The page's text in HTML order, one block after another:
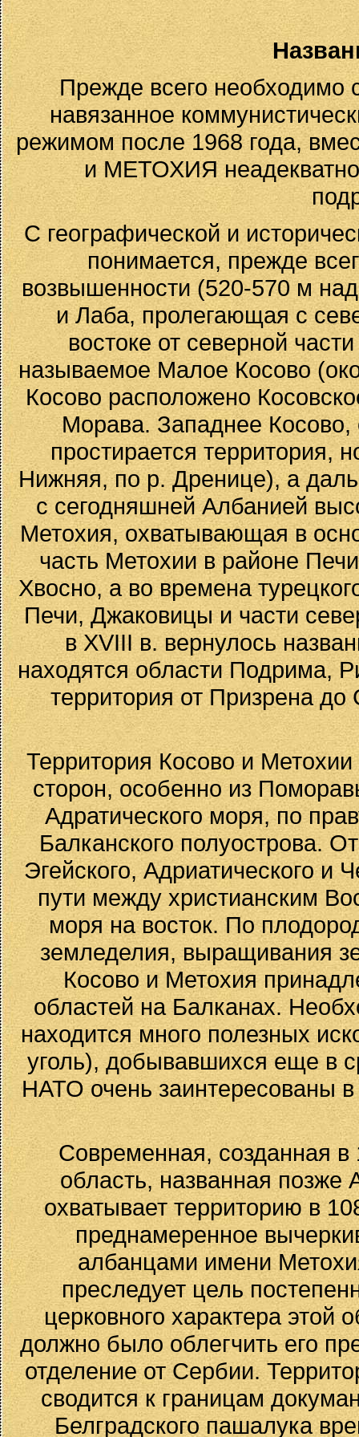
Прежде всего необходимо
навязанное
режимом после 1968 года,
и МЕТОХИЯ неадекватно
С географической и
понимается, прежде
возвышенности (520-570 м
и Лаба, пролегающая с
востоке от северной
называемое Малое Косово
Косово расположено
Морава. Западнее Косово,
простирается территория,
Нижняя, по р. Дренице), а
с сегодняшней Албанией
Метохия, охватывающая в
часть Метохии в районе
Хвосно, а во времена
Печи, Джаковицы и части
в XVIII в. вернулось
находятся области Подрима,
территория от Призрена
Территория Косово и
сторон, особенно из
Адратического моря, по
Балканского полуострова.
Эгейского, Адриатического и
пути между христианским
моря на восток. По
земледелия, выращивания
Косово и Метохия
областей на Балканах.
находится много полезных
уголь), добывавшихся еще в
НАТО очень заинтересованы в
Современная, созданная
область, названная
охватывает территорию в
преднамеренное
албанцами имени
преследует цель
церковного характера этой
должно было облегчить его
отделение от Сербии.
сводится к границам
Белградского пашалука